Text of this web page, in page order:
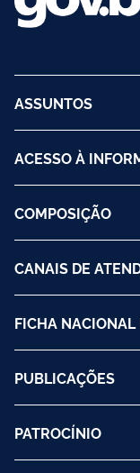
ASSUNTOS
ACESSO À
COMPOSIÇÃO
CANAIS DE
FICHA NACIONAL
PUBLICAÇÕES
PATROCÍNIO